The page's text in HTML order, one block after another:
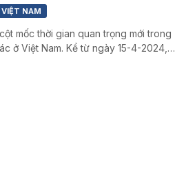
VIỆT NAM
mốc thời gian quan trọng mới trong
ở Việt Nam. Kể từ ngày 15-4-2024,…